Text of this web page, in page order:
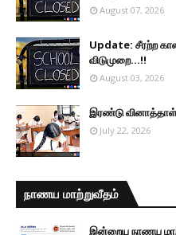
August 07, 2026
Update: சீரற்ற
விடுமுறை...!!
August 03, 2026
இரண்டு
July 22, 2026
நாணய மாற்றுவீதம்
இன்றைய நாணய